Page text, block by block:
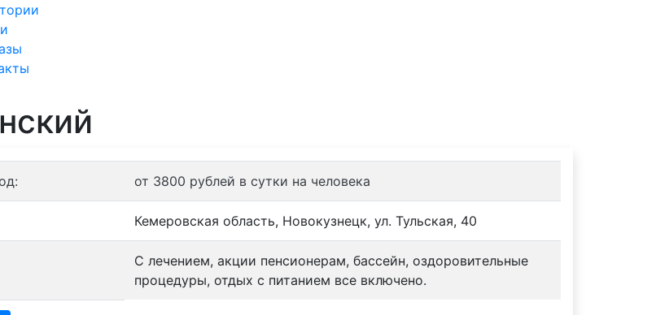
от 3800 рублей в сутки на человека
Кемеровская область, Новокузнецк, ул. Тульская, 40
С лечением, акции пенсионерам, бассейн, оздоровительные
процедуры, отдых с питанием все включено.